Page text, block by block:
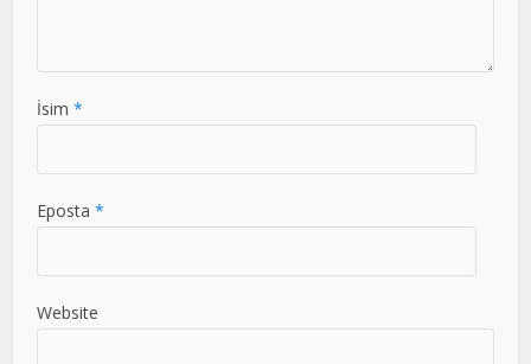
İsim *
Eposta *
Website